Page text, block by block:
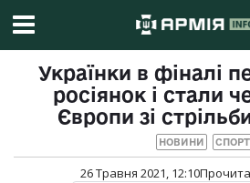
Українки в фіналі
росіянок і стали
Європи зі
НОВИНИ СПОРТ
26 Травня 2021, 12:10